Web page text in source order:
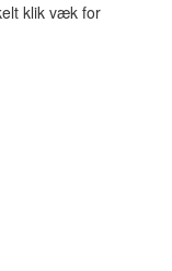
klik væk for